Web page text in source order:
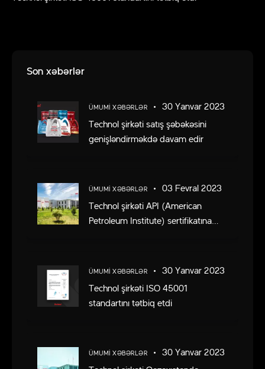
Son xəbərlər
ÜMUMI XƏBƏRLƏR
30 Yanvar 2023
Technol şirkəti satış şəbəkəsini
genişləndirməkdə davam edir
ÜMUMI XƏBƏRLƏR
03 Fevral 2023
Technol şirkəti API (American
Petroleum Institute) sertifikatına
ÜMUMI XƏBƏRLƏR
30 Yanvar 2023
Technol şirkəti ISO 45001
standartını tətbiq etdi
ÜMUMI XƏBƏRLƏR
30 Yanvar 2023